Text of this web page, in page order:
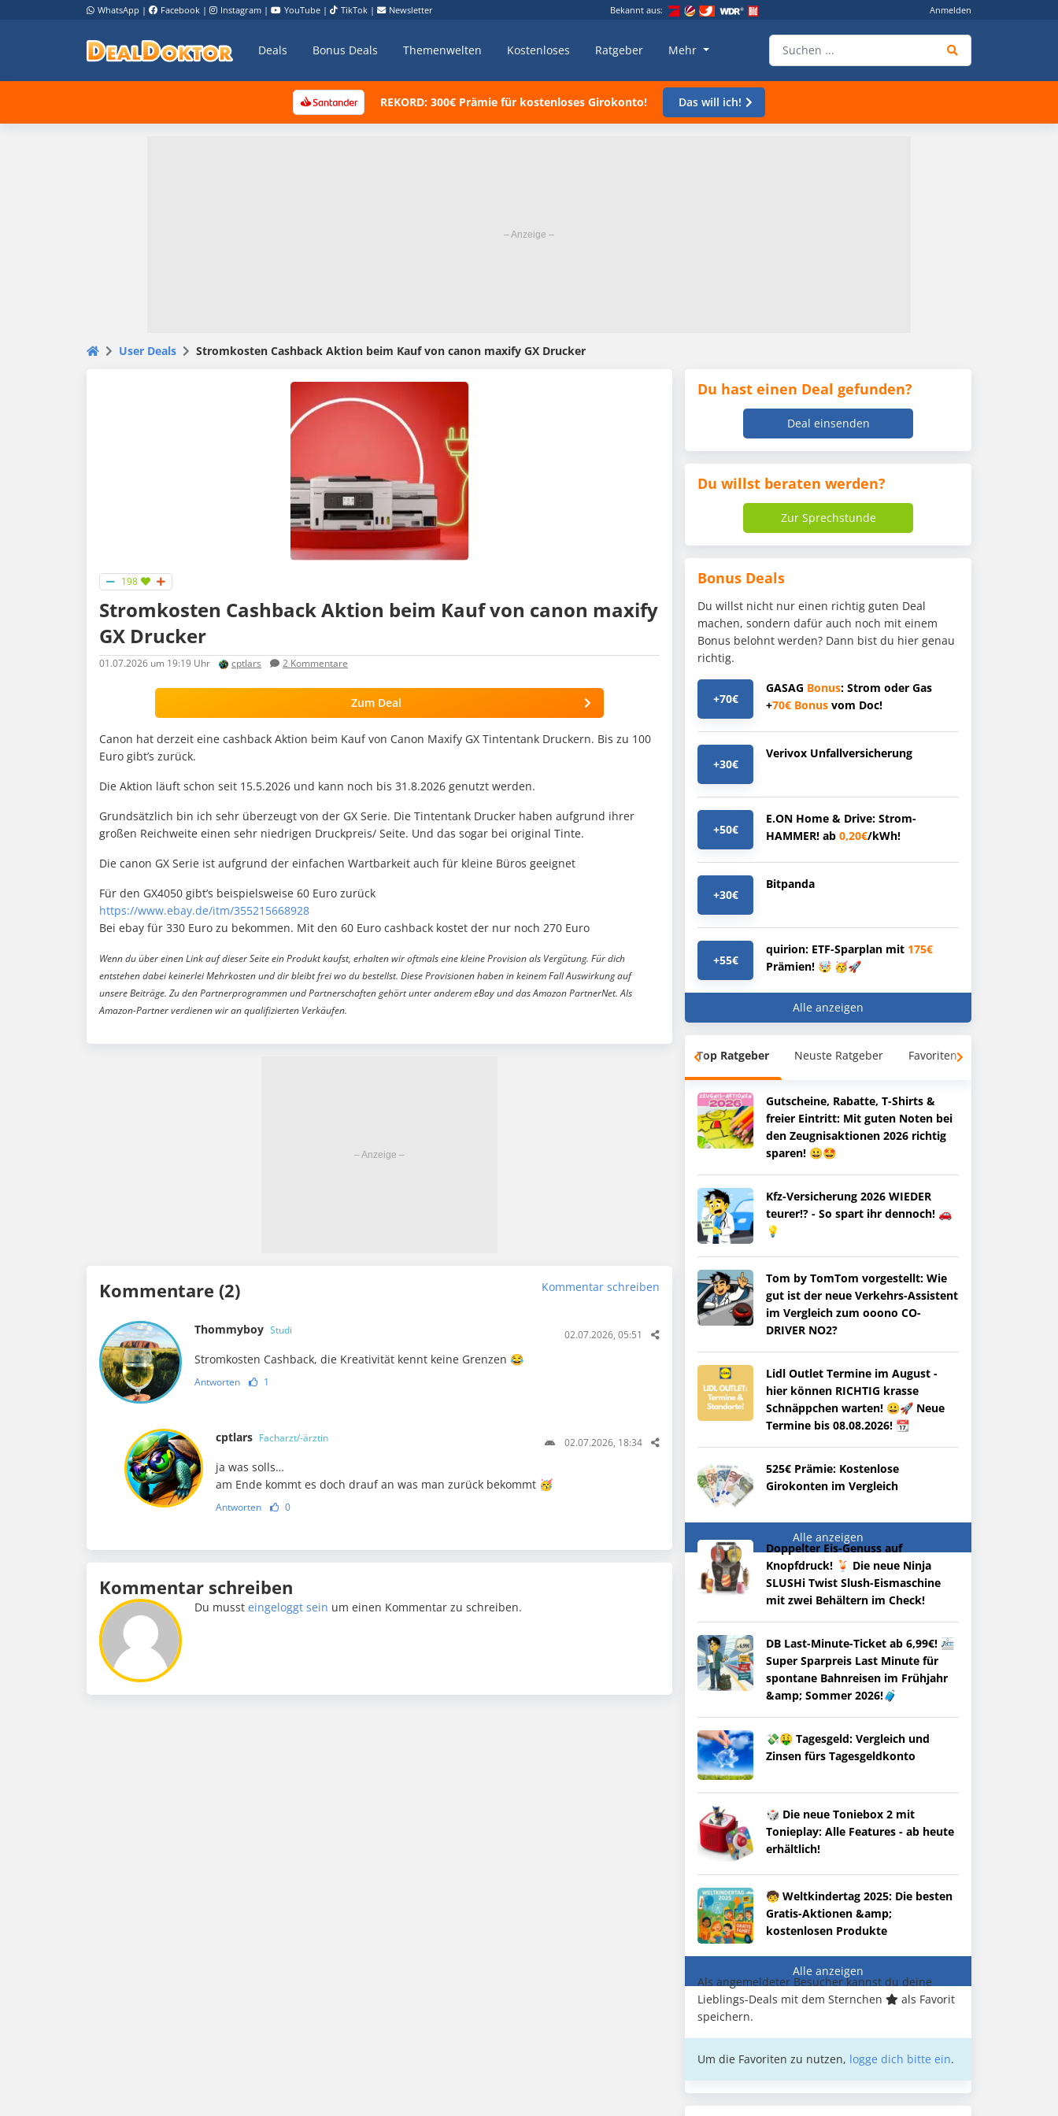
WhatsApp | Facebook | Instagram | YouTube | TikTok | Newsletter Bekannt aus: Anmelden
Deals Bonus Deals Themenwelten Kostenloses Ratgeber Mehr
REKORD: 300€ Prämie für kostenloses Girokonto! Das will ich!
User Deals Stromkosten Cashback Aktion beim Kauf von canon maxify GX Drucker
198
Stromkosten Cashback Aktion beim Kauf von canon maxify
GX Drucker
01.07.2026 um 19:19 Uhr cptlars 2 Kommentare
Zum Deal
Canon hat derzeit eine cashback Aktion beim Kauf von Canon Maxify GX Tintentank Druckern. Bis zu 100
Euro gibt’s zurück.
Die Aktion läuft schon seit 15.5.2026 und kann noch bis 31.8.2026 genutzt werden.
Grundsätzlich bin ich sehr überzeugt von der GX Serie. Die Tintentank Drucker haben aufgrund ihrer
großen Reichweite einen sehr niedrigen Druckpreis/ Seite. Und das sogar bei original Tinte.
Die canon GX Serie ist aufgrund der einfachen Wartbarkeit auch für kleine Büros geeignet
Für den GX4050 gibt’s beispielsweise 60 Euro zurück
https://www.ebay.de/itm/355215668928
Bei ebay für 330 Euro zu bekommen. Mit den 60 Euro cashback kostet der nur noch 270 Euro
Wenn du über einen Link auf dieser Seite ein Produkt kaufst, erhalten wir oftmals eine kleine Provision als Vergütung. Für dich
entstehen dabei keinerlei Mehrkosten und dir bleibt frei wo du bestellst. Diese Provisionen haben in keinem Fall Auswirkung auf
unsere Beiträge. Zu den Partnerprogrammen und Partnerschaften gehört unter anderem eBay und das Amazon PartnerNet. Als
Amazon-Partner verdienen wir an qualifizierten Verkäufen.
Kommentare (2) Kommentar schreiben
Thommyboy Studi 02.07.2026, 05:51
Stromkosten Cashback, die Kreativität kennt keine Grenzen 😂
Antworten 1
cptlars Facharzt/-ärztin 02.07.2026, 18:34
ja was solls…
am Ende kommt es doch drauf an was man zurück bekommt 🥳
Antworten 0
Kommentar schreiben
Du mussteingeloggt sein um einen Kommentar zu schreiben.
Du hast einen Deal gefunden?
Deal einsenden
Du willst beraten werden?
Zur Sprechstunde
Bonus Deals
Du willst nicht nur einen richtig guten Deal
machen, sondern dafür auch noch mit einem
Bonus belohnt werden? Dann bist du hier genau
richtig.
+70€
GASAG Bonus: Strom oder Gas
+70€ Bonus vom Doc!
+30€
Verivox Unfallversicherung
+50€
E.ON Home & Drive: Strom-
HAMMER! ab 0,20€/kWh!
+30€
Bitpanda
+55€
quirion: ETF-Sparplan mit 175€
Prämien! 🤯 🥳🚀
Alle anzeigen
Top Ratgeber Neuste Ratgeber Favoriten
Gutscheine, Rabatte, T-Shirts &
freier Eintritt: Mit guten Noten bei
den Zeugnisaktionen 2026 richtig
sparen! 😀🤩
Kfz-Versicherung 2026 WIEDER
teurer!? - So spart ihr dennoch! 🚗
💡
Tom by TomTom vorgestellt: Wie
gut ist der neue Verkehrs-Assistent
im Vergleich zum ooono CO-
DRIVER NO2?
Lidl Outlet Termine im August -
hier können RICHTIG krasse
Schnäppchen warten! 😀🚀 Neue
Termine bis 08.08.2026! 📆
525€ Prämie: Kostenlose
Girokonten im Vergleich
Alle anzeigen
Doppelter Eis-Genuss auf
Knopfdruck! 🍹 Die neue Ninja
SLUSHi Twist Slush-Eismaschine
mit zwei Behältern im Check!
DB Last-Minute-Ticket ab 6,99€! 🚈
Super Sparpreis Last Minute für
spontane Bahnreisen im Frühjahr
&amp; Sommer 2026!🧳
💸🤑 Tagesgeld: Vergleich und
Zinsen fürs Tagesgeldkonto
🎲 Die neue Toniebox 2 mit
Tonieplay: Alle Features - ab heute
erhältlich!
🧒 Weltkindertag 2025: Die besten
Gratis-Aktionen &amp;
kostenlosen Produkte
Alle anzeigen
Als angemeldeter Besucher kannst du deine
Lieblings-Deals mit dem Sternchen
als Favorit
speichern.
Um die Favoriten zu nutzen, logge dich bitte ein.